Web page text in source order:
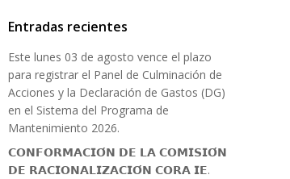
Entradas recientes
Este lunes 03 de agosto vence el plazo
para registrar el Panel de Culminación de
Acciones y la Declaración de Gastos (DG)
en el Sistema del Programa de
Mantenimiento 2026.
𝗖𝗢𝗡𝗙𝗢𝗥𝗠𝗔𝗖𝗜𝗢́𝗡 𝗗𝗘 𝗟𝗔 𝗖𝗢𝗠𝗜𝗦𝗜𝗢́𝗡
𝗗𝗘 𝗥𝗔𝗖𝗜𝗢𝗡𝗔𝗟𝗜𝗭𝗔𝗖𝗜𝗢́𝗡 𝗖𝗢𝗥𝗔 𝗜𝗘.